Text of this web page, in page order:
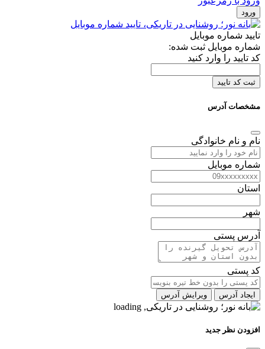
ورود
تایید شماره موبایل
شماره موبایل ثبت شده:
کد تایید را وارد کنید
ثبت کد تایید
مشخصات آدرس
نام و نام خانوادگی
شماره موبایل
استان
شهر
آدرس پستی
کد پستی
ایجاد آدرس ویرایش آدرس
افزودن نظر جدید